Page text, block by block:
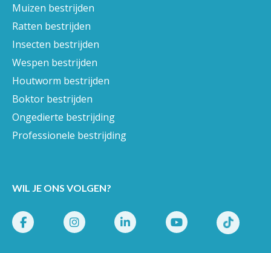
Muizen bestrijden
Ratten bestrijden
Insecten bestrijden
Wespen bestrijden
Houtworm bestrijden
Boktor bestrijden
Ongedierte bestrijding
Professionele bestrijding
WIL JE ONS VOLGEN?